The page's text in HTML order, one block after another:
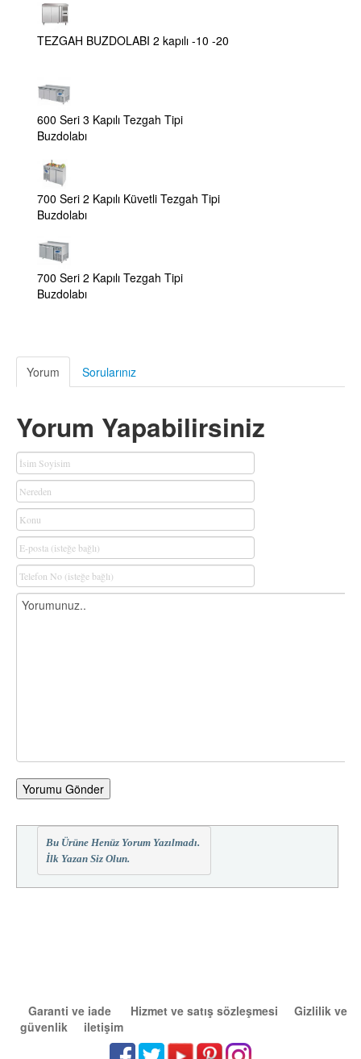
TEZGAH BUZDOLABI 2 kapılı -10 -20
600 Seri 3 Kapılı Tezgah Tipi
Buzdolabı
700 Seri 2 Kapılı Küvetli Tezgah Tipi
Buzdolabı
700 Seri 2 Kapılı Tezgah Tipi
Buzdolabı
Yorum Sorularınız
Yorum Yapabilirsiniz
Yorumu Gönder
Bu Ürüne Henüz Yorum Yazılmadı.
İlk Yazan Siz Olun.
Garanti ve iade Hizmet ve satış sözleşmesi
Gizlilik ve
güvenlik
iletişim